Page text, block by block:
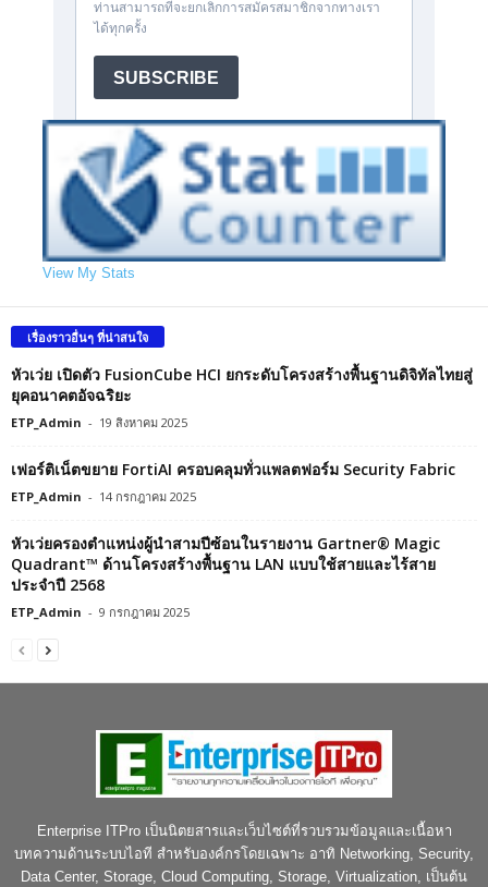
View My Stats
เรื่องราวอื่นๆ ที่น่าสนใจ
หัวเว่ย เปิดตัว FusionCube HCI ยกระดับโครงสร้างพื้นฐานดิจิทัลไทยสู่
ยุคอนาคตอัจฉริยะ
ETP_Admin - 19 สิงหาคม 2025
เฟอร์ติเน็ตขยาย FortiAI ครอบคลุมทั่วแพลตฟอร์ม Security Fabric
ETP_Admin - 14 กรกฎาคม 2025
หัวเว่ยครองตำแหน่งผู้นำสามปีซ้อนในรายงาน Gartner® Magic
Quadrant™ ด้านโครงสร้างพื้นฐาน LAN แบบใช้สายและไร้สาย
ประจำปี 2568
ETP_Admin - 9 กรกฎาคม 2025
Enterprise ITPro เป็นนิตยสารและเว็บไซต์ที่รวบรวมข้อมูลและเนื้อหา
บทความด้านระบบไอที สำหรับองค์กรโดยเฉพาะ อาทิ Networking, Security,
Data Center, Storage, Cloud Computing, Storage, Virtualization, เป็นต้น